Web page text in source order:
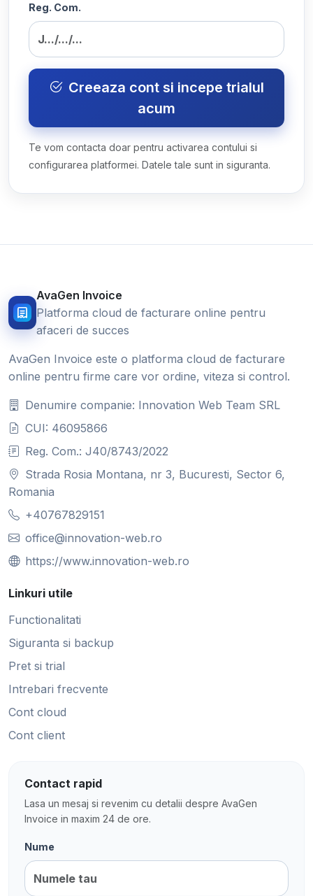
Reg. Com.
Creeaza cont si incepe trialul
acum
Te vom contacta doar pentru activarea contului si
configurarea platformei. Datele tale sunt in siguranta.
AvaGen Invoice
Platforma cloud de facturare online pentru
afaceri de succes
AvaGen Invoice este o platforma cloud de facturare
online pentru firme care vor ordine, viteza si control.
Denumire companie: Innovation Web Team SRL
CUI: 46095866
Reg. Com.: J40/8743/2022
Strada Rosia Montana, nr 3, Bucuresti, Sector 6,
Romania
+40767829151
office@innovation-web.ro
https://www.innovation-web.ro
Linkuri utile
Functionalitati
Siguranta si backup
Pret si trial
Intrebari frecvente
Cont cloud
Cont client
Contact rapid
Lasa un mesaj si revenim cu detalii despre AvaGen
Invoice in maxim 24 de ore.
Nume